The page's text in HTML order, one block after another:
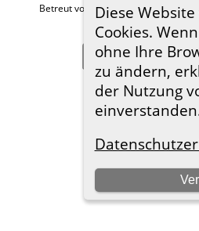
Diese
Cookies.
ohne Ihre
zu ändern,
der Nutzung
Betreut von
Roland zu Dortmund e.V.
Hier geht es zum
Zur Desktop-